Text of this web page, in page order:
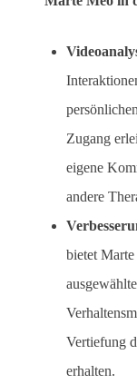
Zugang
eigene
andere
bietet
Vertiefung
erhalten.